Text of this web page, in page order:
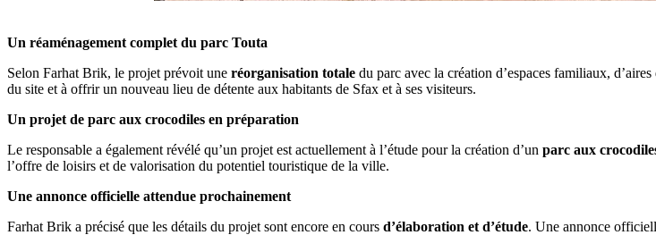
Un réaménagement complet du parc Touta
Selon Farhat Brik, le projet prévoit une réorganisation totale du parc avec la création d’espaces familiaux,
du site et à offrir un nouveau lieu de détente aux habitants de Sfax et à ses visiteurs.
Un projet de parc aux crocodiles en préparation
Le responsable a également révélé qu’un projet est actuellement à l’étude pour la création d’un parc aux
l’offre de loisirs et de valorisation du potentiel touristique de la ville.
Une annonce officielle attendue prochainement
Farhat Brik a précisé que les détails du projet sont encore en cours d’élaboration et d’étude. Une annonce